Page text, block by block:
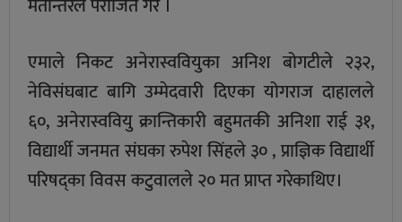
एमाले निकट अनेरास्ववियुका अनिश बोगटीले २३२,
नेविसंघबाट बागि उम्मेदवारी दिएका योगराज दाहालले
६०, अनेरास्ववियु क्रान्तिकारी बहुमतकी अनिशा राई ३१,
विद्यार्थी जनमत संघका रुपेश सिंहले ३० , प्राज्ञिक विद्यार्थी
परिषद्का विवस कटुवालले २० मत प्राप्त गरेकाथिए।